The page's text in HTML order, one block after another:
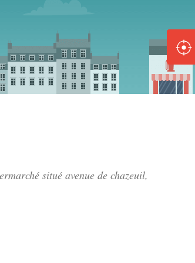
situé avenue de chazeuil,
Épuisé
Épuisé